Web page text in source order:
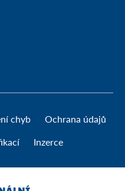
chyb Ochrana údajů
Inzerce